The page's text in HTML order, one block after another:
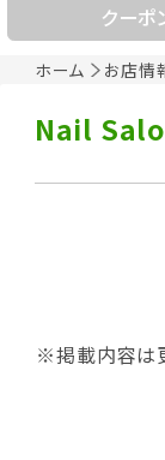
ホーム お店情
クーポ
Nail
※掲載内容は